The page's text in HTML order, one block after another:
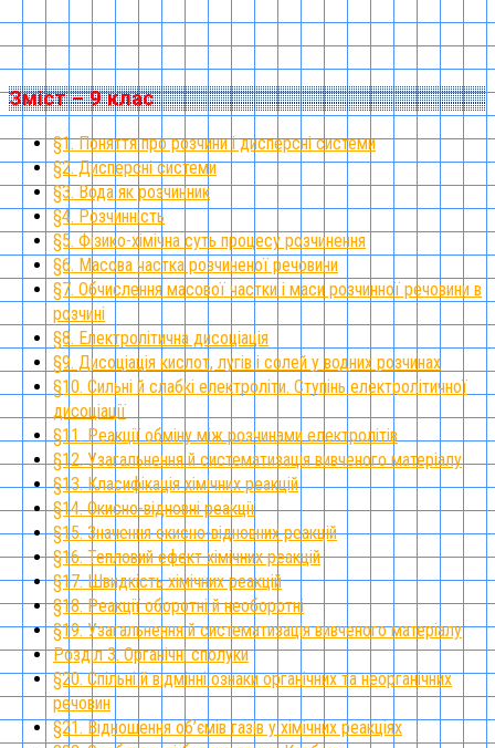
Зміст – 9 клас
§1. Поняття про розчини і дисперсні системи
§2. Дисперсні системи
§3. Вода як розчинник
§4. Розчинність
§5. Фізико-хімічна суть процесу розчинення
§6. Масова частка розчиненої речовини
§7. Обчислення масової частки і маси розчинної речовини в
розчині
§8. Електролітична дисоціація
§9. Дисоціація кислот, лугів і солей у водних розчинах
§10. Сильні й слабкі електроліти. Ступінь електролітичної
дисоціації
§11. Реакції обміну між розчинами електролітів
§12. Узагальнення й систематизація вивченого матеріалу
§13. Класифікація хімічних реакцій
§14. Окисно-відновні реакції
§15. Значення окисно-відновних реакцій
§16. Тепловий ефект хімічних реакцій
§17. Швидкість хімічних реакцій
§18. Реакції оборотні й необоротні
§19. Узагальнення й систематизація вивченого матеріалу
Розділ 3. Органічні сполуки
§20. Спільні й відмінні ознаки органічних та неорганічних
речовин
§21. Відношення об’ємів газів у хімічних реакціях